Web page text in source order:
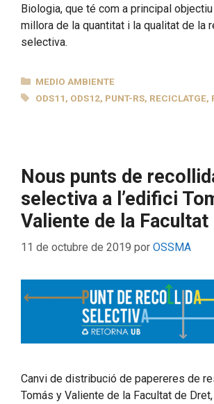
Biologia, que té com a principal
millora de la quantitat i la qualitat de la
selectiva.
CATEGORÍAS
MEDIO AMBIENTE
ETIQUETAS
ODS11, ODS12, PUNT-RS, RECICLATGE,
Nous punts de
selectiva a l’edifici
Valiente de la Facultat
11 de octubre de 2019 por OSSMA
Canvi de distribució de papereres de
Tomás y Valiente de la Facultat de